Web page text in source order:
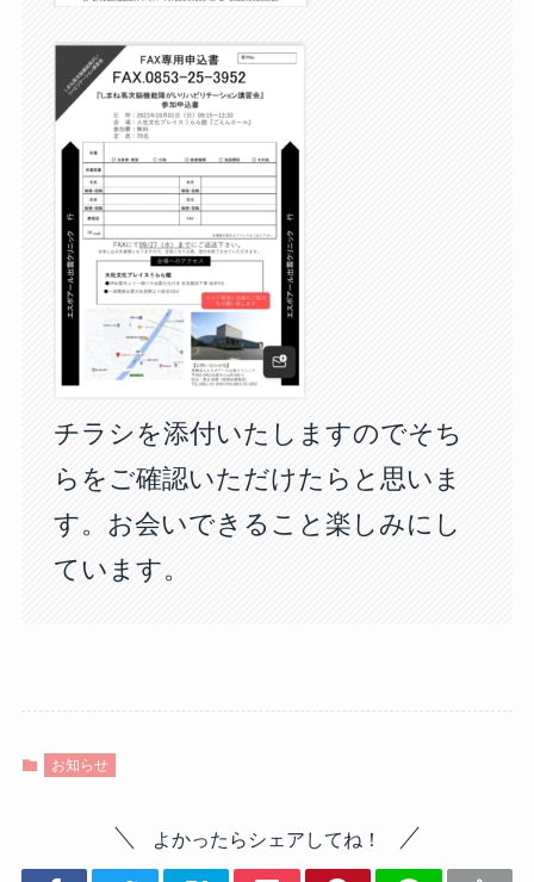
チラシを添付いたしますのでそち
らをご確認いただけたらと思いま
す。お会いできること楽しみにし
ています。
お知らせ
よかったらシェアしてね！